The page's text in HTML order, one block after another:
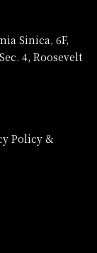
Sinica, 6F,
4, Roosevelt
Policy &